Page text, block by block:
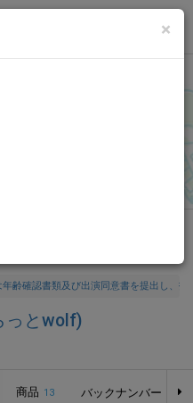
×
ージングが激しくなりまた🫣
齢確認書類及び出演同意書を提出し、
っとwolf)
商品 13 バックナンバー